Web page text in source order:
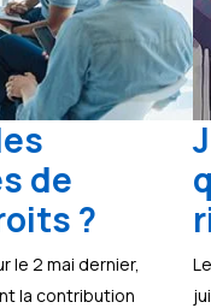
de
?
le 2 mai dernier,
la contribution